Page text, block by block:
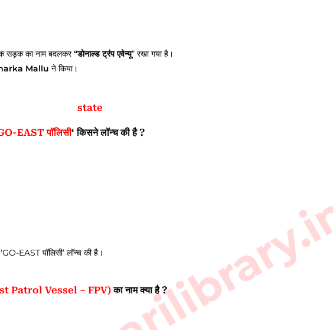
सड़क का नाम बदलकर“डोनाल्ड ट्रंप एवेन्यू” रखा गया है।
Mallu ने किया।
state
EAST पॉलिसी‘ किसने लॉन्च की है ?
EAST पॉलिसी’ लॉन्च की है।
Patrol Vessel – FPV)का नाम क्या है ?